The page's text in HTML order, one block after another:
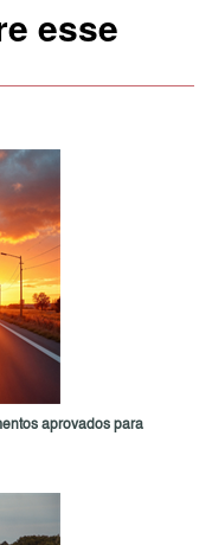
esse
aprovados para